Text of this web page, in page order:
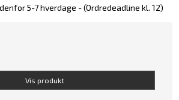
5-7 hverdage - (Ordredeadline kl. 12)
Vis produkt